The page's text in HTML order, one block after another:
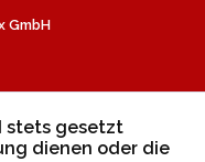
GmbH
stets gesetzt
dienen oder die